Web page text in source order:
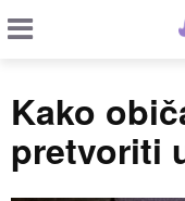
Kako
pretvoriti